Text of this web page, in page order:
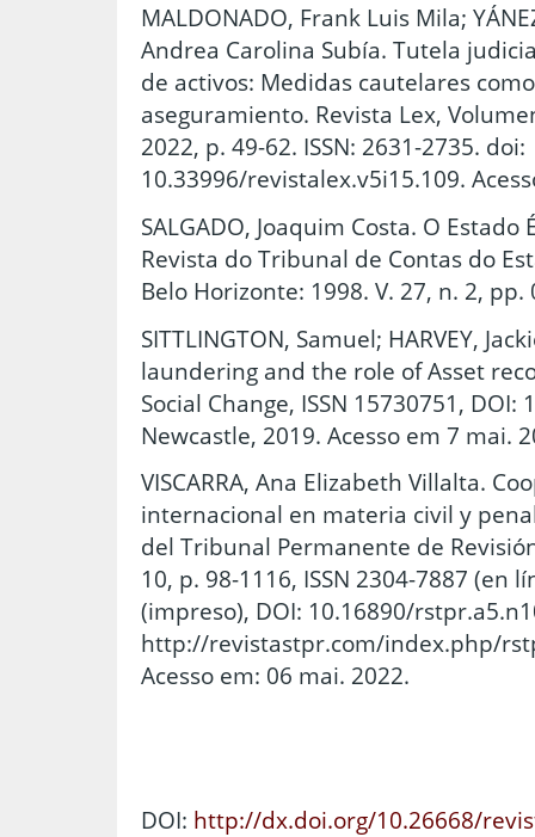
MALDONADO, Frank Luis Mila;
Andrea Carolina Subía. Tutela
de activos: Medidas cautelares
aseguramiento. Revista Lex,
2022, p. 49-62. ISSN: 2631-2735. doi:
10.33996/revistalex.v5i15.109.
SALGADO, Joaquim Costa. O
Revista do Tribunal de Contas do
Belo Horizonte: 1998. V. 27, n. 2, pp.
SITTLINGTON, Samuel; HARVEY,
laundering and the role of Asset
Social Change, ISSN 15730751,
Newcastle, 2019. Acesso em 7 mai.
VISCARRA, Ana Elizabeth Villalta.
internacional en materia civil y
del Tribunal Permanente de
10, p. 98-1116, ISSN 2304-7887 (en
(impreso), DOI: 10.16890/
http://revistastpr.com/index.php/
Acesso em: 06 mai. 2022.
DOI: http://dx.doi.org/10.26668/